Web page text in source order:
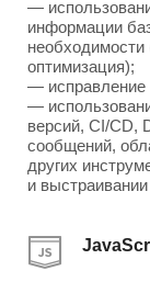
—
информации
оптимизация);
— исправление
—
версий, CI/CD,
сообщений,
других
и